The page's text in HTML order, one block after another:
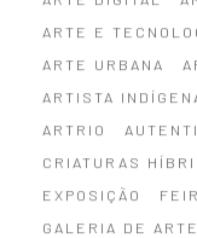
ARTE E
ARTE URBANA
ARTISTA
ARTRIO
CRIATURAS
EXPOSIÇÃO
GALERIA DE ARTE